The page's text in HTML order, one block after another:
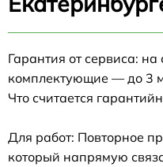
Гарантия от сервиса:
комплектующие — до 3
Что считается
Для работ: Повторное
который напрямую